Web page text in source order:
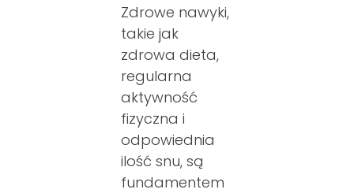
Zdrowe nawyki,
takie jak
zdrowa dieta,
regularna
aktywność
fizyczna i
odpowiednia
ilość snu, są
fundamentem